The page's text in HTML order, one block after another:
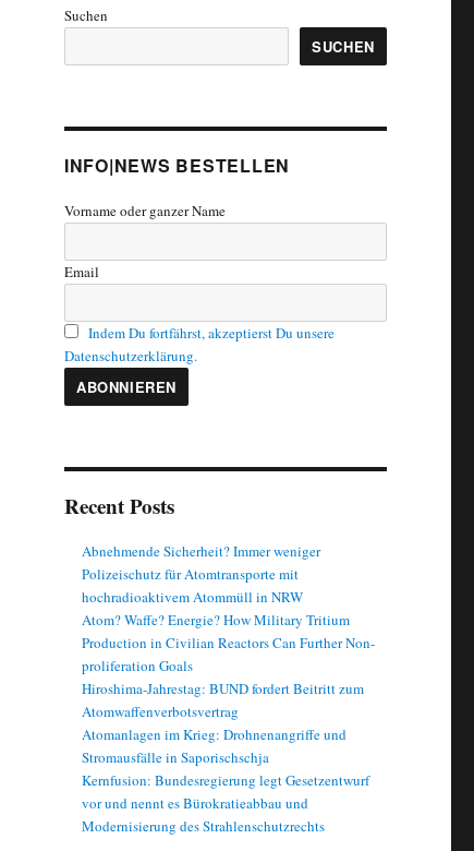
Suchen
SUCHEN
INFO|NEWS BESTELLEN
Vorname oder ganzer Name
Email
Indem Du fortfährst, akzeptierst Du unsere
Datenschutzerklärung.
Recent Posts
Abnehmende Sicherheit? Immer weniger
Polizeischutz für Atomtransporte mit
hochradioaktivem Atommüll in NRW
Atom? Waffe? Energie? How Military Tritium
Production in Civilian Reactors Can Further Non-
proliferation Goals
Hiroshima-Jahrestag: BUND fordert Beitritt zum
Atomwaffenverbotsvertrag
Atomanlagen im Krieg: Drohnenangriffe und
Stromausfälle in Saporischschja
Kernfusion: Bundesregierung legt Gesetzentwurf
vor und nennt es Bürokratieabbau und
Modernisierung des Strahlenschutzrechts